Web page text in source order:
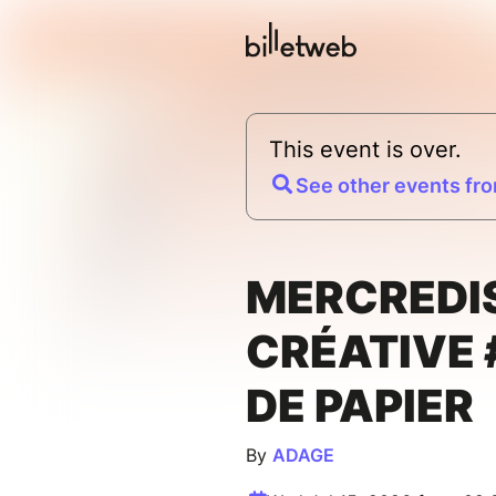
This event is over.
See other events
CRÉATIVE
DE PAPIER
By ADAGE